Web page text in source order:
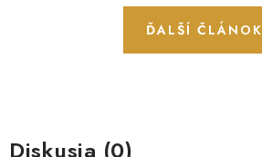
ĎALŠÍ ČLÁNOK
Diskusia (0)